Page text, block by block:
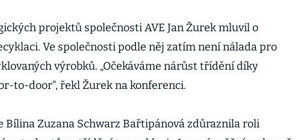
projektů společnosti AVE Jan Žurek mluvil o
Ve společnosti podle něj zatím není nálada pro
výrobků. „Očekáváme nárůst třídění díky
to-door“, řekl Žurek na konferenci.
Bílina Zuzana Schwarz Bařtipánová zdůraznila roli